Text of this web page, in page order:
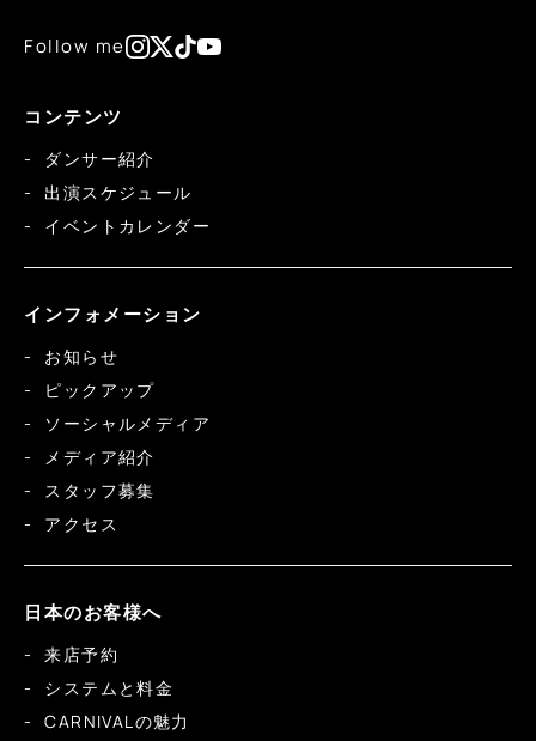
Follow me
コンテンツ
ダンサー紹介
出演スケジュール
イベントカレンダー
インフォメーション
お知らせ
ピックアップ
ソーシャルメディア
メディア紹介
スタッフ募集
アクセス
日本のお客様へ
来店予約
システムと料金
CARNIVALの魅力